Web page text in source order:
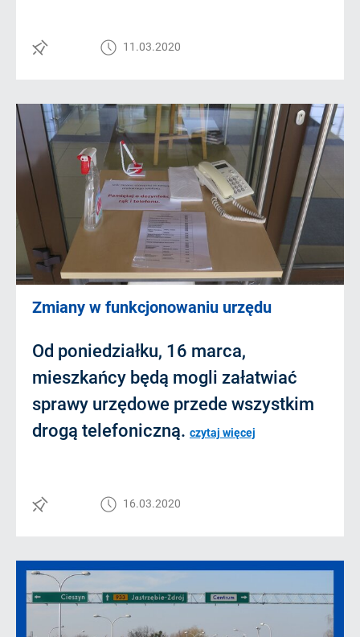
11.03.2020
Zmiany w funkcjonowaniu urzędu
Od poniedziałku, 16 marca,
mieszkańcy będą mogli załatwiać
sprawy urzędowe przede wszystkim
drogą telefoniczną. czytaj więcej
16.03.2020